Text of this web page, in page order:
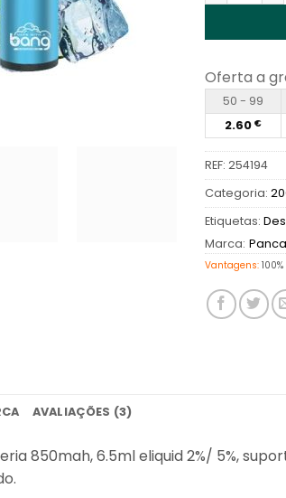
Oferta a
50 - 99
2.60 €
REF: 254194
Categoria:
Etiquetas:
Marca:
Vantagens:
AVALIAÇÕES (3)
850mah, 6.5ml eliquid 2%/ 5%,